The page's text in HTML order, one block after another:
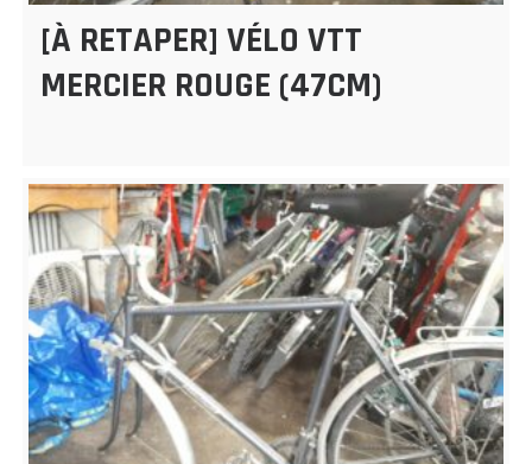
[À RETAPER] VÉLO VTT
MERCIER ROUGE (47CM)